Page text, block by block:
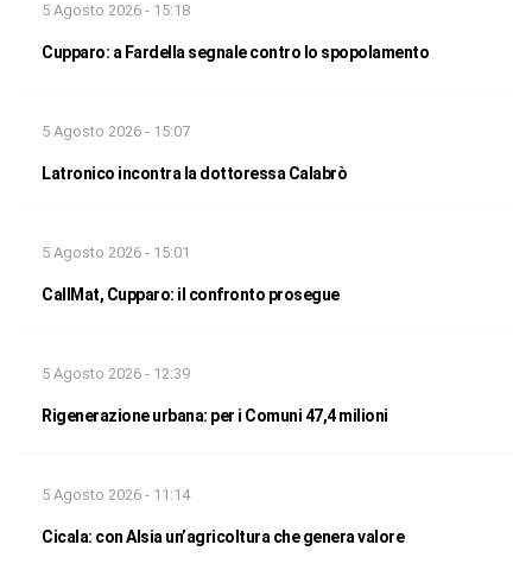
5 Agosto 2026 - 15:18
Cupparo: a Fardella segnale contro lo spopolamento
5 Agosto 2026 - 15:07
Latronico incontra la dottoressa Calabrò
5 Agosto 2026 - 15:01
CallMat, Cupparo: il confronto prosegue
5 Agosto 2026 - 12:39
Rigenerazione urbana: per i Comuni 47,4 milioni
5 Agosto 2026 - 11:14
Cicala: con Alsia un’agricoltura che genera valore